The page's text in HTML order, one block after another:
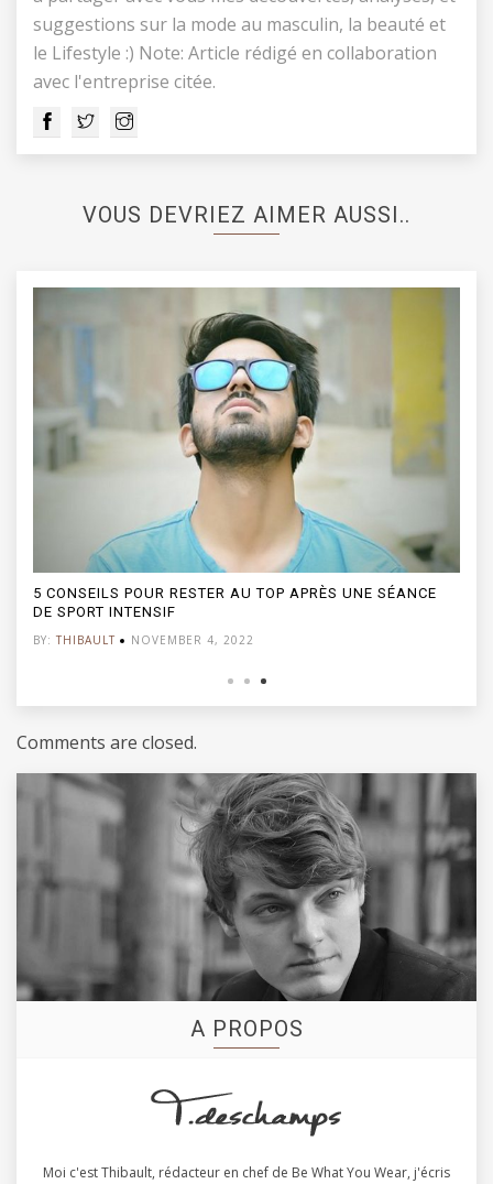
suggestions sur la mode au masculin, la beauté et
le Lifestyle :) Note: Article rédigé en collaboration
avec l'entreprise citée.
VOUS DEVRIEZ AIMER AUSSI..
5 CONSEILS POUR RESTER AU TOP APRÈS UNE SÉANCE
DE SPORT INTENSIF
BY: THIBAULT NOVEMBER 4, 2022
Comments are closed.
A PROPOS
Moi c'est Thibault, rédacteur en chef de Be What You Wear, j'écris